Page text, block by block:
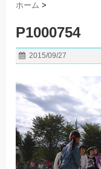
ホーム >
P1000754
2015/09/27